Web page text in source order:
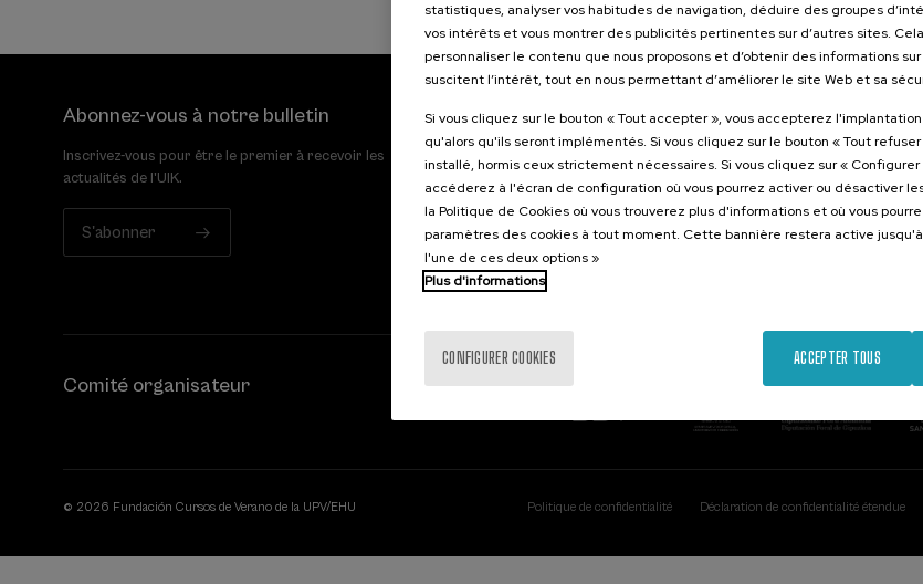
Abonnez-vous à notre bulletin
Inscrivez-vous pour être le premier à recevoir les
actualités de l'UIK.
S'abonner
Contact
20007 Donostia / San Sebastián
Contactez-nous!
Comité organisateur
© 2026 Fundación Cursos de Verano de la UPV/EHU Politique de confidentialité Déclaration de confidentialité étendue
statistiques, analyser vos habitudes de navigation, déduire des groupes
vos intérêts et vous montrer des publicités pertinentes sur d’autres sites.
personnaliser le contenu que nous proposons et d’obtenir des informations
suscitent l’intérêt, tout en nous permettant d’améliorer le site Web et sa
Si vous cliquez sur le bouton « Tout accepter », vous accepterez
qu'alors qu'ils seront implémentés. Si vous cliquez sur le bouton « Tout
installé, hormis ceux strictement nécessaires. Si vous cliquez sur « Configurer
accéderez à l'écran de configuration où vous pourrez activer ou désactiver
la Politique de Cookies où vous trouverez plus d'informations et où vous
paramètres des cookies à tout moment. Cette bannière restera active
l'une de ces deux options »
Plus d'informations
CONFIGURER COOKIES ACCEPTER TOUS